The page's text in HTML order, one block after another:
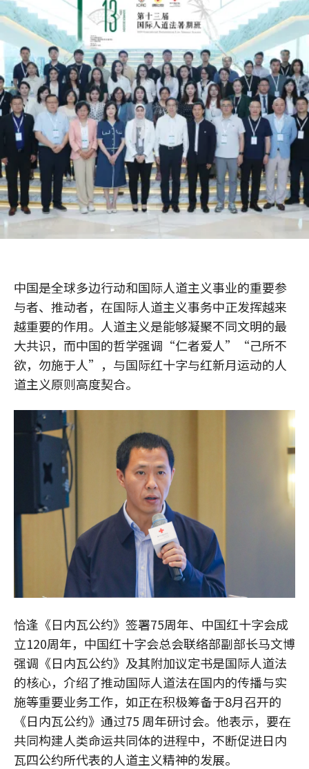
中国是全球多边行动和国际人道主义事业的重要参
与者、推动者，在国际人道主义事务中正发挥越来
越重要的作用。人道主义是能够凝聚不同文明的最
大共识，而中国的哲学强调“仁者爱人”“己所不
欲，勿施于人”，与国际红十字与红新月运动的人
道主义原则高度契合。
恰逢《日内瓦公约》签署75周年、中国红十字会成
立120周年，中国红十字会总会联络部副部长马文博
强调《日内瓦公约》及其附加议定书是国际人道法
的核心，介绍了推动国际人道法在国内的传播与实
施等重要业务工作，如正在积极筹备于8月召开的
《日内瓦公约》通过75 周年研讨会。他表示，要在
共同构建人类命运共同体的进程中，不断促进日内
瓦四公约所代表的人道主义精神的发展。